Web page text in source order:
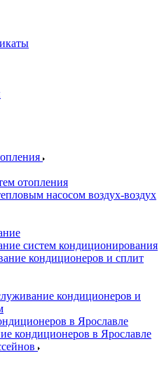
отопления
насосом воздух-воздух
систем кондиционирования
кондиционеров и сплит
кондиционеров и
в Ярославле
кондиционеров в Ярославле